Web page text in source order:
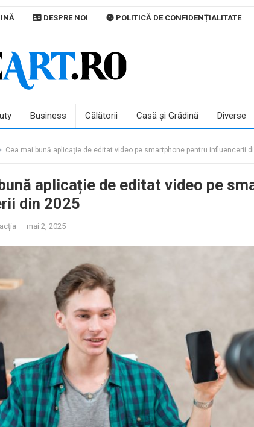
DESPRE NOI POLITICĂ DE CONFIDENȚIALITATE
Business Călătorii Casă și Grădină Diverse
Cea mai bună aplicație de editat video pe smartphone pentru influencerii
aplicație de editat video pe
din 2025
· mai 2, 2025